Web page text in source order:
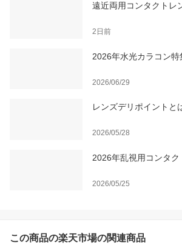
遠近両用コンタクトレ
2日前
2026年水光カラコン特
2026/06/29
レンズデリポイントと
2026/05/28
2026年乱視用コンタ
2026/05/25
この商品の楽天市場の関連商品